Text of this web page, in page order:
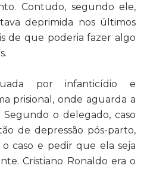
Contudo, segundo ele,
deprimida nos últimos
de que poderia fazer algo
por infanticídio e
prisional, onde aguarda a
o delegado, caso
de depressão pós-parto,
caso e pedir que ela seja
Cristiano Ronaldo era o